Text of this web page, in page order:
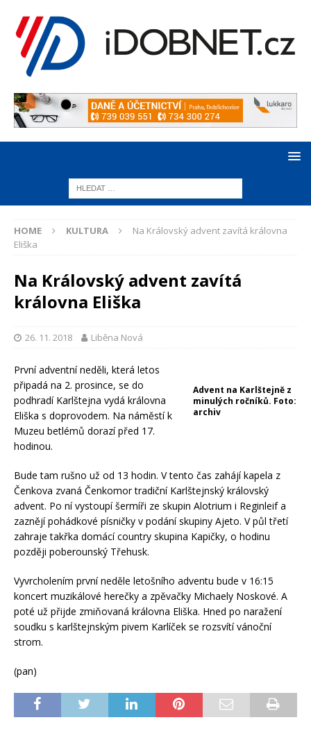
HOME KULTURA
Na Královský advent zavítá královna
Eliška
Na Královský advent zavítá
královna Eliška
26. 11. 2018 Liběna Nová
Advent na Karlštejně z
minulých ročníků. Foto:
archiv
První adventní neděli, která letos
připadá na 2. prosince, se do
podhradí Karlštejna vydá královna
Eliška s doprovodem. Na náměstí k
Muzeu betlémů dorazí před 17.
hodinou.
Bude tam rušno už od 13 hodin. V tento čas zahájí kapela z
Čenkova zvaná Čenkomor tradiční Karlštejnský královský
advent. Po ní vystoupí šermíři ze skupin Alotrium i Reginleif a
zaznějí pohádkové písničky v podání skupiny Ajeto. V půl třetí
zahraje takřka domácí country skupina Kapičky, o hodinu
později poberounský Třehusk.
Vyvrcholením první neděle letošního adventu bude v 16:15
koncert muzikálové herečky a zpěvačky Michaely Noskové. A
poté už přijde zmiňovaná královna Eliška. Hned po naražení
soudku s karlštejnským pivem Karlíček se rozsvítí vánoční
strom.
(pan)